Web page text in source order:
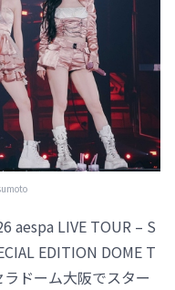
aespa LIVE TOUR – S
EDITION DOME T
ドーム大阪でスター